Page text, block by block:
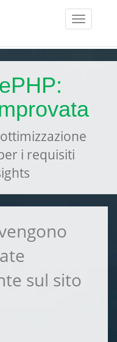
Toggle
i requisiti
sul sito